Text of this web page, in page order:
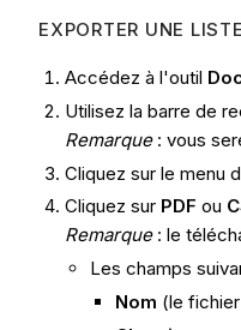
EXPORTER UNE
Accédez à l'outil
Utilisez la barre de
Remarque: vous
Cliquez sur le menu
Cliquez sur PDF ou
Remarque: le
Les champs
Nom (le